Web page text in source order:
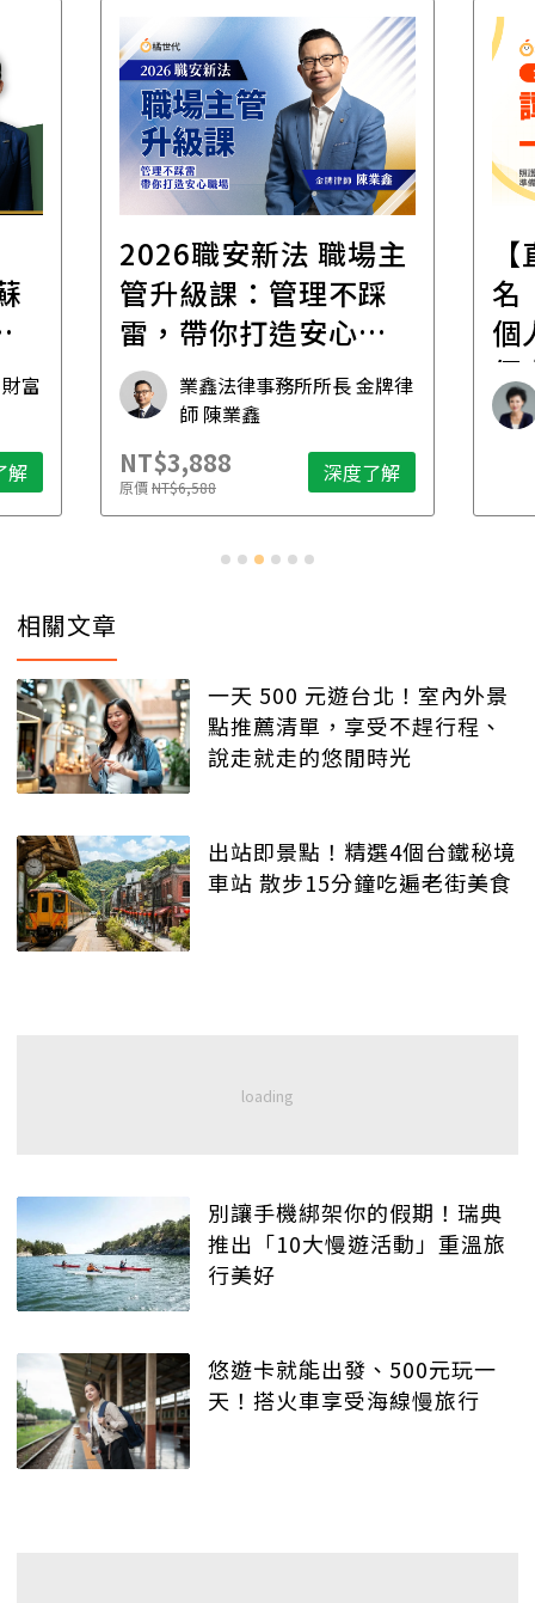
富
解
2026職安新法 職場主
管升級課：管理不踩
雷，帶你打造安心職
場
業鑫法律事務所所長 金牌律
師 陳業鑫
NT$3,888
原價NT$6,588 深度了解
名
個
想
相關文章
一天 500 元遊台北！室內外景
點推薦清單，享受不趕行程、
說走就走的悠閒時光
出站即景點！精選4個台鐵秘境
車站 散步15分鐘吃遍老街美食
別讓手機綁架你的假期！瑞典
推出「10大慢遊活動」重溫旅
行美好
悠遊卡就能出發、500元玩一
天！搭火車享受海線慢旅行